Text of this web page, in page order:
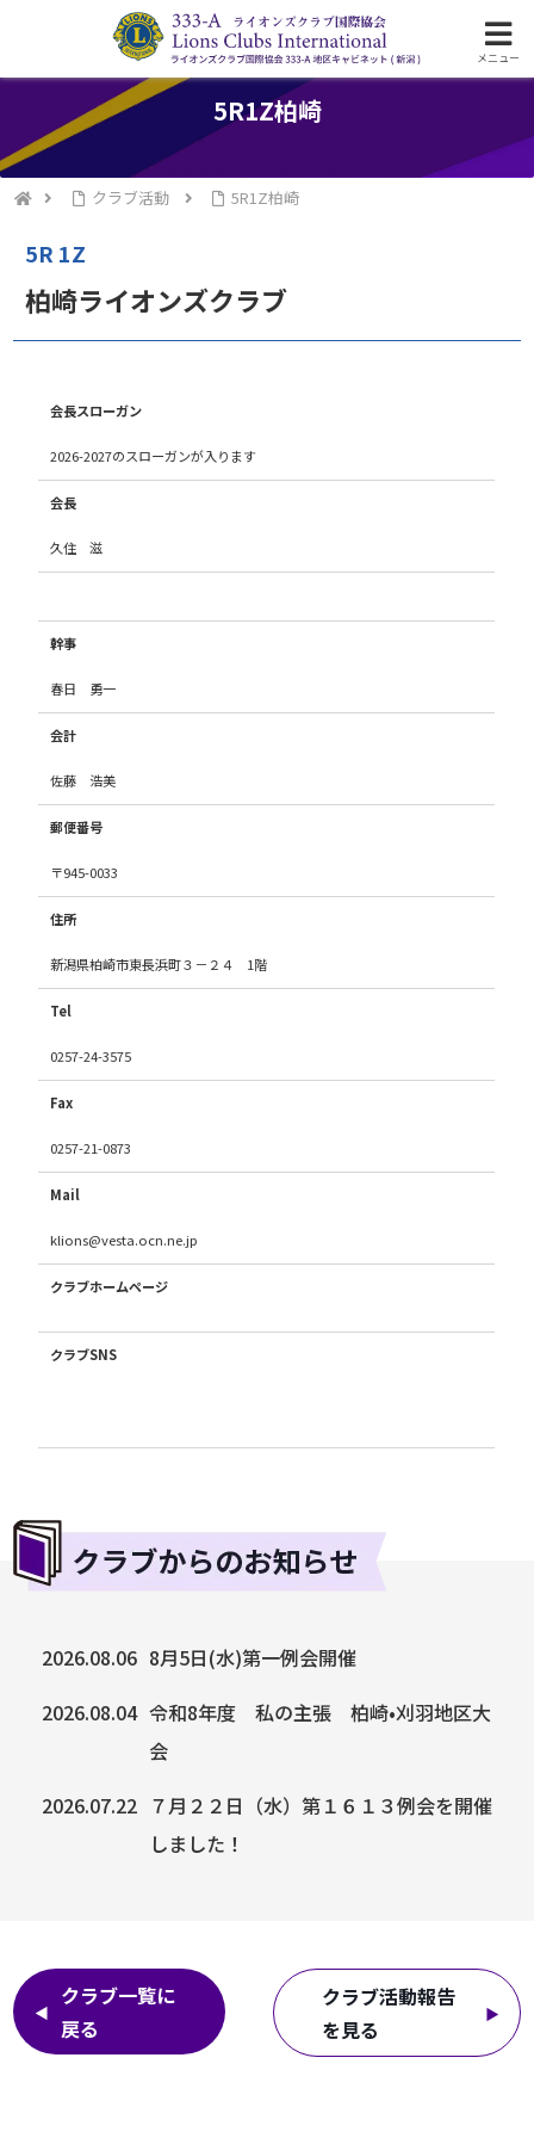
ライオンズクラブ国際協会333-A地区の活動
5R1Z柏崎
クラブ活動 5R1Z柏崎
5R 1Z
柏崎ライオンズクラブ
会長スローガン
2026-2027のスローガンが入ります
会長
久住 滋
幹事
春日 勇一
会計
佐藤 浩美
郵便番号
〒945-0033
住所
新潟県柏崎市東長浜町３－２４ 1階
Tel
0257-24-3575
Fax
0257-21-0873
Mail
klions@vesta.ocn.ne.jp
クラブホームページ
クラブSNS
8月5日(水)第一例会開催
2026.08.06
令和8年度 私の主張 柏崎•刈羽地区大
会
2026.08.04
７月２２日（水）第１６１３例会を開催
しました！
2026.07.22
クラブ一覧に
戻る
クラブ活動報告
を見る
メニュー